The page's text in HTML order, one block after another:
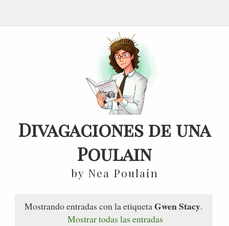
Divagaciones de una
Poulain
by Nea Poulain
Mostrando entradas con la etiquetaGwen Stacy.
Mostrar todas las entradas